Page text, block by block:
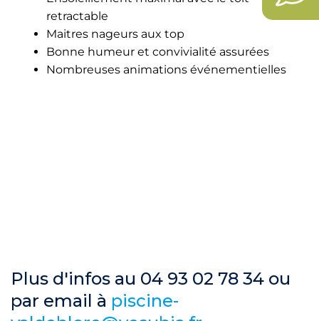
retractable
Maitres nageurs aux top
Bonne humeur et convivialité assurées
Nombreuses animations événementielles
Plus d'infos au 04 93 02 78 34 ou
par email à piscine-